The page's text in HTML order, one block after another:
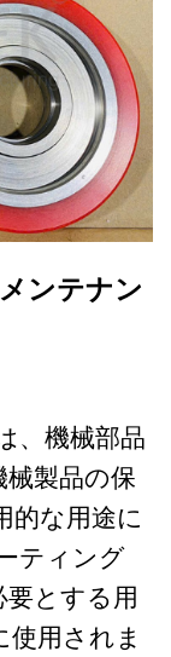
ンテナン
、機械部品
製品の保
的な用途に
ティング
とする用
用されま